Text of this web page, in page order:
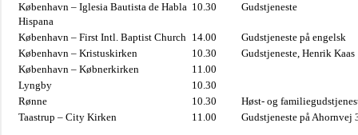
København – Iglesia Bautista de Habla
Hispana
10.30 Gudstjeneste
København – First Intl. Baptist Church 14.00
Gudstjeneste på engelsk
København – Kristuskirken
10.30
Gudstjeneste, Henrik Kaas
København – Købnerkirken
11.00
Lyngby
10.30
Rønne
10.30
Høst- og
Taastrup – City Kirken
11.00 Gudstjeneste på Ahornvej